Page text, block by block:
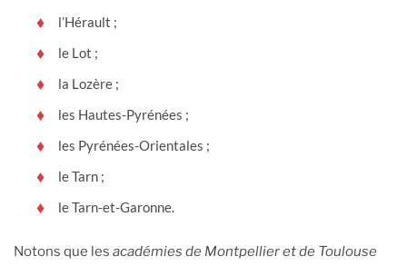
l’Hérault ;
le Lot ;
la Lozère ;
les Hautes-Pyrénées ;
les Pyrénées-Orientales ;
le Tarn ;
le Tarn-et-Garonne.
Notons que les académies de Montpellier et de Toulouse